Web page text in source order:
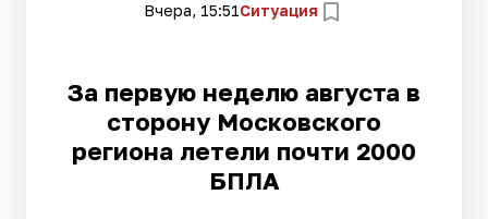
Вчера, 15:51Ситуация
За первую неделю августа в
сторону Московского
региона летели почти 2000
БПЛА